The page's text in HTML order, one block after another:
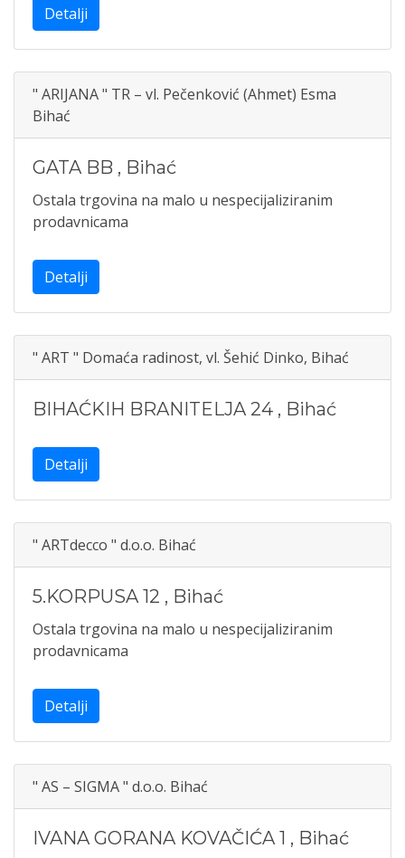
Detalji
" ARIJANA " TR – vl. Pečenković (Ahmet) Esma
Bihać
GATA BB , Bihać
Ostala trgovina na malo u nespecijaliziranim
prodavnicama
Detalji
" ART " Domaća radinost, vl. Šehić Dinko, Bihać
BIHAĆKIH BRANITELJA 24 , Bihać
Detalji
" ARTdecco " d.o.o. Bihać
5.KORPUSA 12 , Bihać
Ostala trgovina na malo u nespecijaliziranim
prodavnicama
Detalji
" AS – SIGMA " d.o.o. Bihać
IVANA GORANA KOVAČIĆA 1 , Bihać